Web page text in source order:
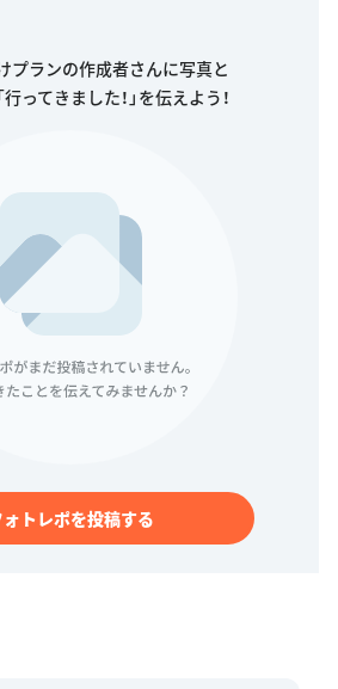
プランの作成者さんに写真と
ってきました！」を伝えよう！
ォトレポを投稿する